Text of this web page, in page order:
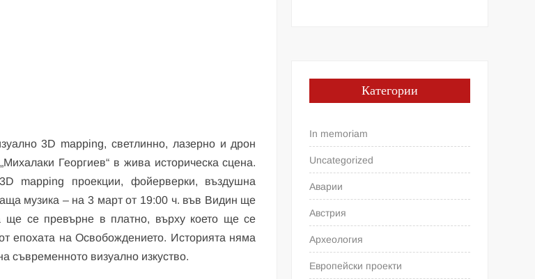
3D mapping, светлинно, лазерно и дрон
Георгиев“ в жива историческа сцена.
mapping проекции, фойерверки, въздушна
музика – на 3 март от 19:00 ч. във Видин ще
ще се превърне в платно, върху което ще се
епохата на Освобождението. Историята няма
съвременното визуално изкуство.
Категории
In memoriam
Uncategorized
Аварии
Австрия
Археология
Европейски проекти